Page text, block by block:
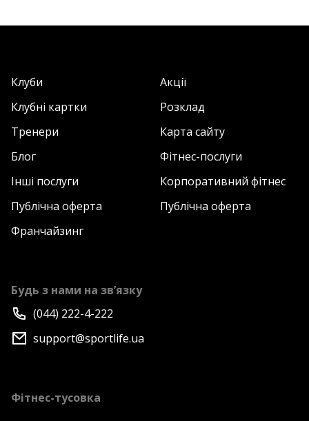
Клуби
Акції
Клубні картки
Розклад
Тренери
Карта сайту
Блог
Фітнес-послуги
Інші послуги
Корпоративний фітнес
Публічна оферта
Публічна оферта
Франчайзинг
Будь з нами на зв’язку
(044) 222-4-222
support@sportlife.ua
Фітнес-тусовка